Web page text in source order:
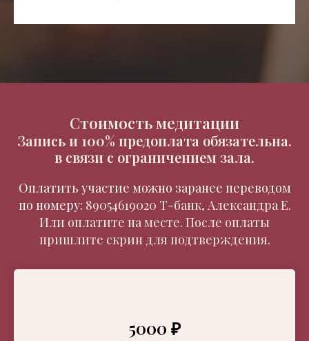
Стоимость медитации
Запись и 100% предоплата обязательна.
в связи с ограничением зала.
Оплатить участие можно заранее переводом
по номеру: 89054619020 Т-банк, Александра Е.
Или оплатите на месте. После оплаты
пришлите скрин для подтверждения.
5000 ₽